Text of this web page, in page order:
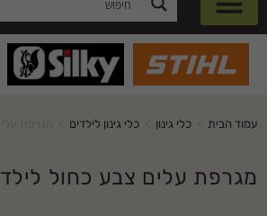
עמוד הבית כלי גינון כלי גינון לילדים
מגרפת עלים צבע כחול